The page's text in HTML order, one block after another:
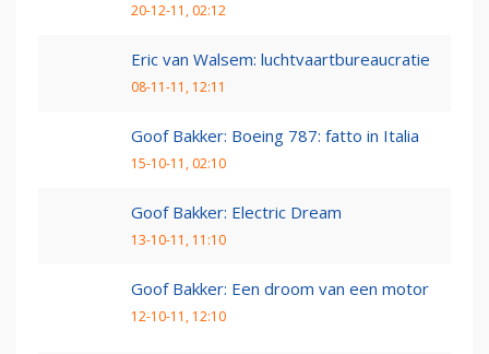
20-12-11, 02:12
Eric van Walsem: luchtvaartbureaucratie
08-11-11, 12:11
Goof Bakker: Boeing 787: fatto in Italia
15-10-11, 02:10
Goof Bakker: Electric Dream
13-10-11, 11:10
Goof Bakker: Een droom van een motor
12-10-11, 12:10